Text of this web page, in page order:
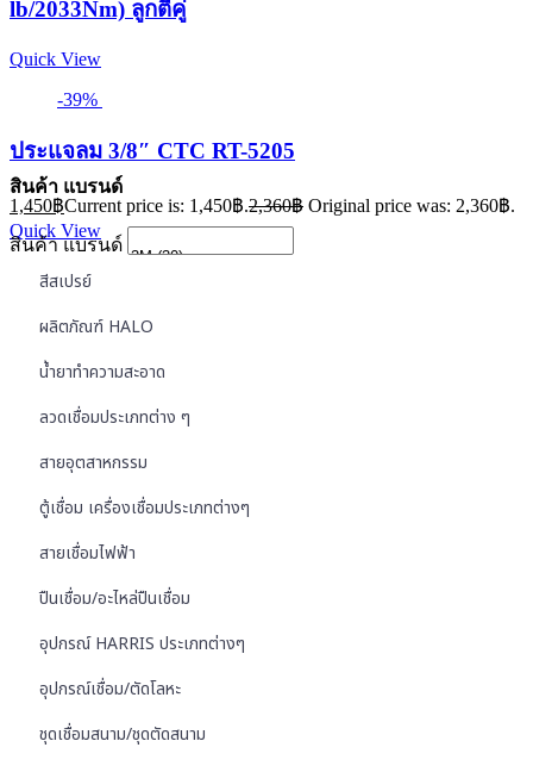
lb/2033Nm) ลูกตีคู่
Quick View
-39%
ประแจลม 3/8″ CTC RT-5205
1,450฿Current price is: 1,450฿.2,360฿ Original price was: 2,360฿.
Quick View
สินค้า แบรนด์
สินค้า แบรนด์
สีสเปรย์
ผลิตภัณฑ์ HALO
น้ำยาทำความสะอาด
ลวดเชื่อมประเภทต่าง ๆ
สายอุตสาหกรรม
ตู้เชื่อม เครื่องเชื่อมประเภทต่างๆ
สายเชื่อมไฟฟ้า
ปืนเชื่อม/อะไหล่ปืนเชื่อม
อุปกรณ์ HARRIS ประเภทต่างๆ
อุปกรณ์เชื่อม/ตัดโลหะ
ชุดเชื่อมสนาม/ชุดตัดสนาม